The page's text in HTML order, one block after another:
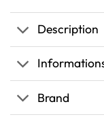
Description
Brand